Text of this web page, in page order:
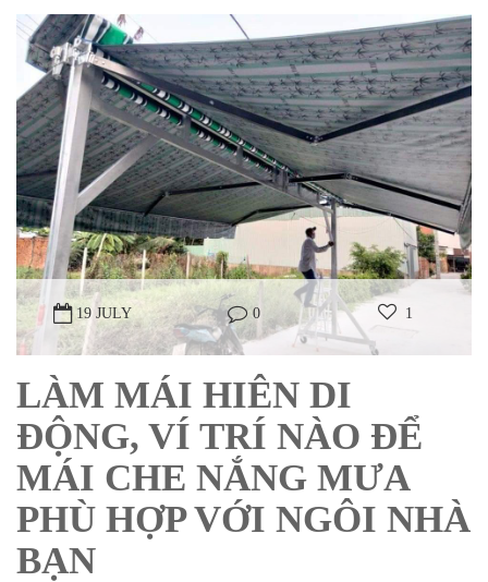
19 JULY 0 1
LÀM MÁI HIÊN DI
ĐỘNG, VÍ TRÍ NÀO ĐỂ
MÁI CHE NẮNG MƯA
PHÙ HỢP VỚI NGÔI NHÀ
BẠN